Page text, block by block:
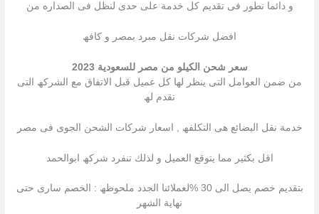
و دائما نطور فى تقدیم كل خدمة على حدى لنظل فى الصداره من
افضل شركات نقل مبرد بمصر و كافھ
سعر شحن الكيلو من مصر للسعودية 2023
من ضمن العوامل التى ینظر لھا كل عمیل قبل الاتفاق مع الشركھ التى
تقدم لھ
خدمة نقل البضائع ھى التكلفھ , اسعار شركات الشحن الجوى فى مصر
اقل بكثیر مما یتوقع العمیل و لذلك تنفرد شركھ ابوالحمد
بتقدیم خصم یصل الى 30 %لعملائنا الجدد ملحوظھ : الخصم سارى حتى
نھایة الشھر